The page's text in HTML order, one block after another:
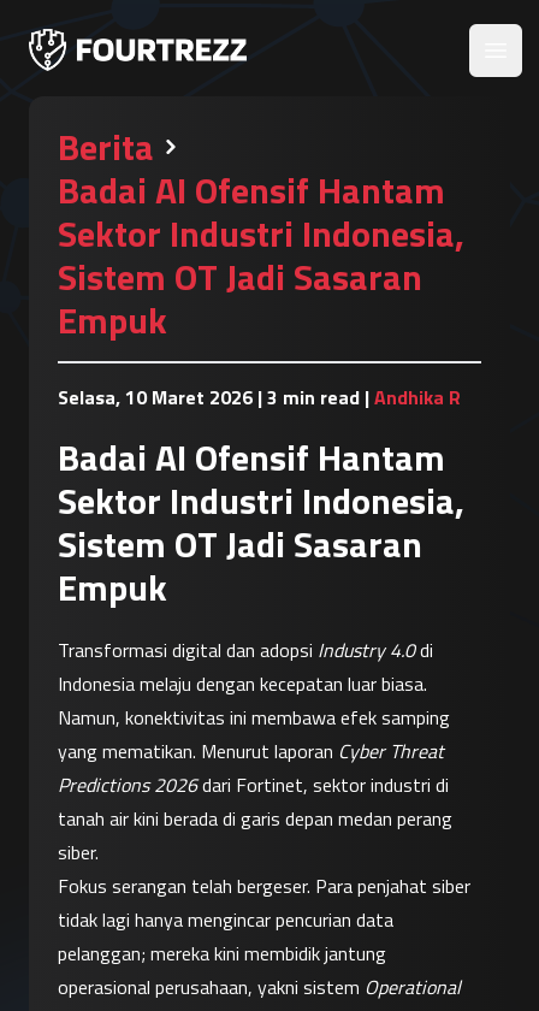
Berita
Badai AI Ofensif Hantam
Sektor Industri Indonesia,
Sistem OT Jadi Sasaran
Empuk
Selasa, 10 Maret 2026 |3 min read |Andhika R
Badai AI Ofensif Hantam
Sektor Industri Indonesia,
Sistem OT Jadi Sasaran
Empuk
Transformasi digital dan adopsi Industry 4.0 di
Indonesia melaju dengan kecepatan luar biasa.
Namun, konektivitas ini membawa efek samping
yang mematikan. Menurut laporan Cyber Threat
Predictions 2026 dari Fortinet, sektor industri di
tanah air kini berada di garis depan medan perang
siber.
Fokus serangan telah bergeser. Para penjahat siber
tidak lagi hanya mengincar pencurian data
pelanggan; mereka kini membidik jantung
operasional perusahaan, yakni sistem Operational